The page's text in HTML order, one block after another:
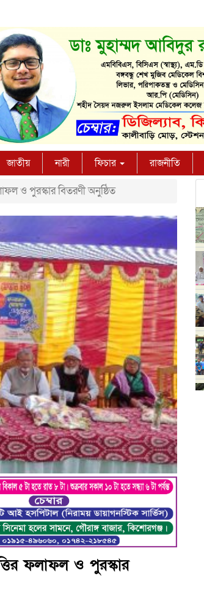
জাতীয় নারী ফিচার রাজনীতি
ও পুরস্কার বিতরণী অনুষ্ঠিত
ফলাফল ও পুরস্কার